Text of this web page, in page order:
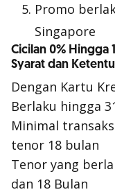
Promo
Singapore
Cicilan 0% Hingga
Syarat dan
Dengan Kartu
Berlaku hingga
Minimal
tenor 18 bulan
Tenor yang
dan 18 Bulan